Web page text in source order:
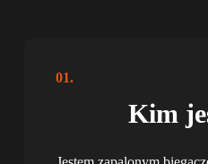
01.
Kim